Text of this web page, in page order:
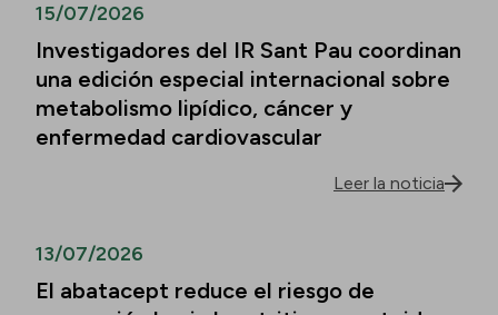
15/07/2026
Investigadores del IR Sant Pau coordinan
una edición especial internacional sobre
metabolismo lipídico, cáncer y
enfermedad cardiovascular
Leer la noticia
13/07/2026
El abatacept reduce el riesgo de